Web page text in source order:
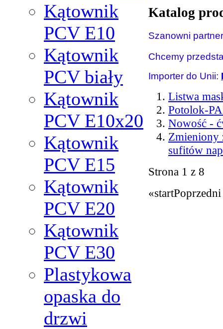
Kątownik
PCV Е10
Kątownik
PCV biały
Kątownik
PCV Е10x20
Kątownik
PCV Е15
Kątownik
PCV Е20
Kątownik
PCV Е30
Plastykowa
opaska do
drzwi
Katalog
Szanowni
Chcemy
Importer do Unii:
Listwa
Potolok-
Nowość -
Zmieniony
sufitów
Strona 1 z 8
«start